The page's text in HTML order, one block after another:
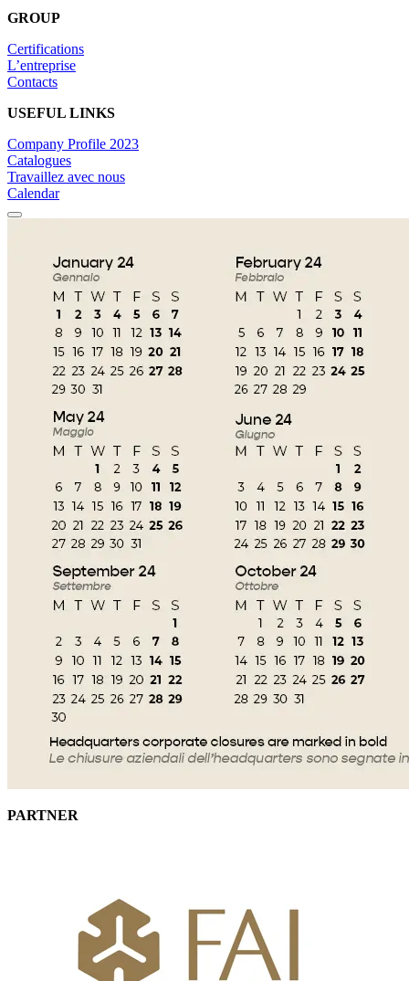
GROUP
Certifications
L’entreprise
Contacts
USEFUL LINKS
Company Profile 2023
Catalogues
Travaillez avec nous
Calendar
PARTNER